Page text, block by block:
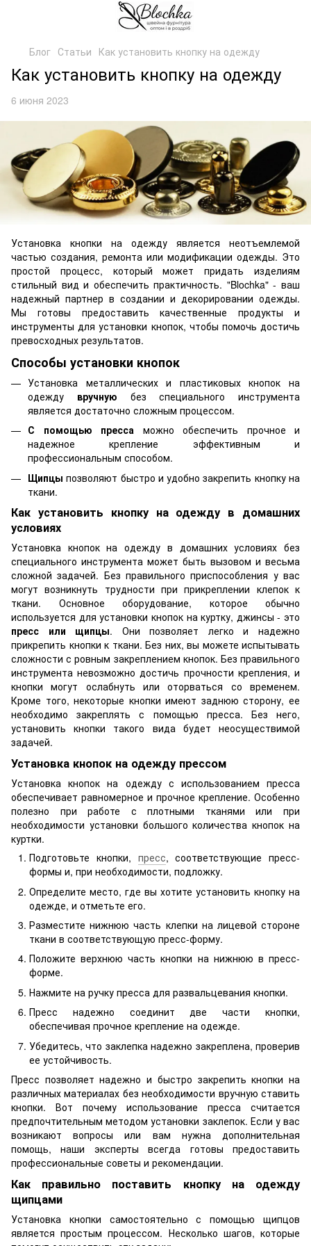
Блог Статьи Как установить кнопку на одежду
Как установить кнопку на одежду
6 июня 2023
Установка кнопки на одежду является неотъемлемой
частью создания, ремонта или модификации одежды. Это
простой процесс, который может придать изделиям
стильный вид и обеспечить практичность. "Blochka" - ваш
надежный партнер в создании и декорировании одежды.
Мы готовы предоставить качественные продукты и
инструменты для установки кнопок, чтобы помочь достичь
превосходных результатов.
Способы установки кнопок
Установка металлических и пластиковых кнопок на
одежду вручную без специального инструмента
является достаточно сложным процессом.
С помощью пресса можно обеспечить прочное и
надежное крепление эффективным и
профессиональным способом.
Щипцы позволяют быстро и удобно закрепить кнопку на
ткани.
Как установить кнопку на одежду в домашних
условиях
Установка кнопок на одежду в домашних условиях без
специального инструмента может быть вызовом и весьма
сложной задачей. Без правильного приспособления у вас
могут возникнуть трудности при прикреплении клепок к
ткани. Основное оборудование, которое обычно
используется для установки кнопок на куртку, джинсы - это
пресс или щипцы. Они позволяет легко и надежно
прикрепить кнопки к ткани. Без них, вы можете испытывать
сложности с ровным закреплением кнопок. Без правильного
инструмента невозможно достичь прочности крепления, и
кнопки могут ослабнуть или оторваться со временем.
Кроме того, некоторые кнопки имеют заднюю сторону, ее
необходимо закреплять с помощью пресса. Без него,
установить кнопки такого вида будет неосуществимой
задачей.
Установка кнопок на одежду прессом
Установка кнопок на одежду с использованием пресса
обеспечивает равномерное и прочное крепление. Особенно
полезно при работе с плотными тканями или при
необходимости установки большого количества кнопок на
куртки.
Подготовьте кнопки, пресс, соответствующие пресс-
формы и, при необходимости, подложку.
Определите место, где вы хотите установить кнопку на
одежде, и отметьте его.
Разместите нижнюю часть клепки на лицевой стороне
ткани в соответствующую пресс-форму.
Положите верхнюю часть кнопки на нижнюю в пресс-
форме.
Нажмите на ручку пресса для развальцевания кнопки.
Пресс надежно соединит две части кнопки,
обеспечивая прочное крепление на одежде.
Убедитесь, что заклепка надежно закреплена, проверив
ее устойчивость.
Пресс позволяет надежно и быстро закрепить кнопки на
различных материалах без необходимости вручную ставить
кнопки. Вот почему использование пресса считается
предпочтительным методом установки заклепок. Если у вас
возникают вопросы или вам нужна дополнительная
помощь, наши эксперты всегда готовы предоставить
профессиональные советы и рекомендации.
Как правильно поставить кнопку на одежду
щипцами
Установка кнопки самостоятельно с помощью щипцов
является простым процессом. Несколько шагов, которые